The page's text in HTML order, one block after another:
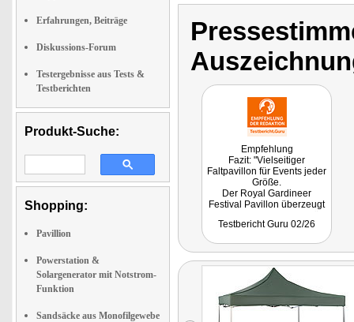
Erfahrungen, Beiträge
Diskussions-Forum
Testergebnisse aus Tests &
Testberichten
Produkt-Suche:
Shopping:
Pavillion
Powerstation &
Solargenerator mit Notstrom-
Funktion
Sandsäcke aus Monofilgewebe
Empfehlung
Fazit: "Vielseitiger
Faltpavillon für Events jeder
Größe.
Der Royal Gardineer
Festival Pavillon überzeugt
Heim- und Eventgebrauch.
Aufbau und der flexiblen
Einsatzmöglichkeit deckt er
typische Szenarien von
Gartenparty über Festival
Pavillon bis hin zum
temporären Marktstand
Testbericht Guru 02/26